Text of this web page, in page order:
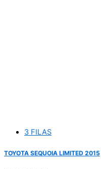
3 FILAS
TOYOTA SEQUOIA LIMITED 2015